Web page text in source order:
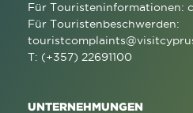
Für Touristeninformationen:
Für Touristenbeschwerden:
T: (+357) 22691100
UNTERNEHMUNGEN